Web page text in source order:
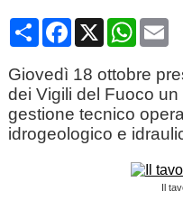
CondividiFacebook
X
Giovedì 18 ottobre
dei Vigili del Fuoco
gestione tecnico
idrogeologico e
Il